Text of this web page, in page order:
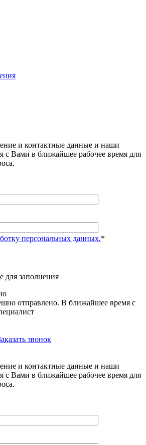
и контактные данные и наши
с Вами в ближайшее рабочее время для
персональных данных.*
для заполнения
отправлено. В ближайшее время с
звонок
и контактные данные и наши
с Вами в ближайшее рабочее время для